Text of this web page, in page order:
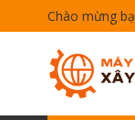
Chào mừng